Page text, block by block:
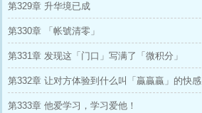
第329章 升华境已成
第330章 「帐號清零」
第331章 发现这「门口」写满了「微积分」
第332章 让对方体验到什么叫「贏贏贏」的快感
第333章 他爱学习，学习爱他！